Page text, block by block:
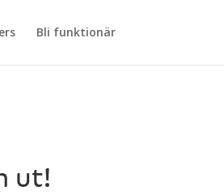
Bli funktionär
ut!